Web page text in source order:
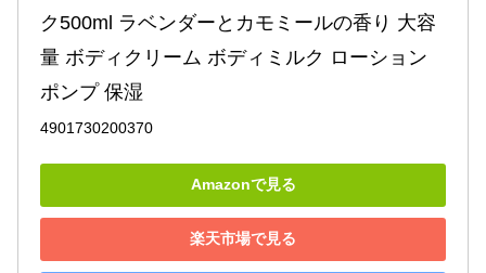
ク500ml ラベンダーとカモミールの香り 大容
量 ボディクリーム ボディミルク ローション
ポンプ 保湿
4901730200370
Amazonで見る
楽天市場で見る